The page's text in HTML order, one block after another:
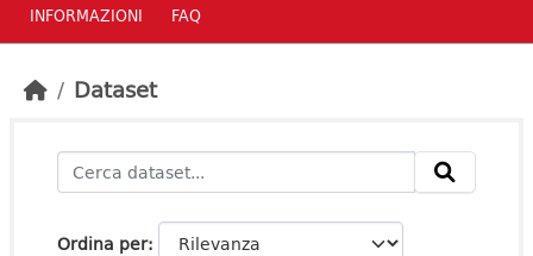
INFORMAZIONI FAQ
Dataset
Ordina per